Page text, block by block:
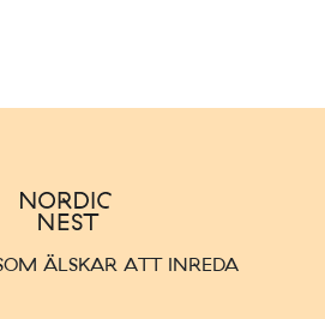
ÄLSKAR ATT INREDA